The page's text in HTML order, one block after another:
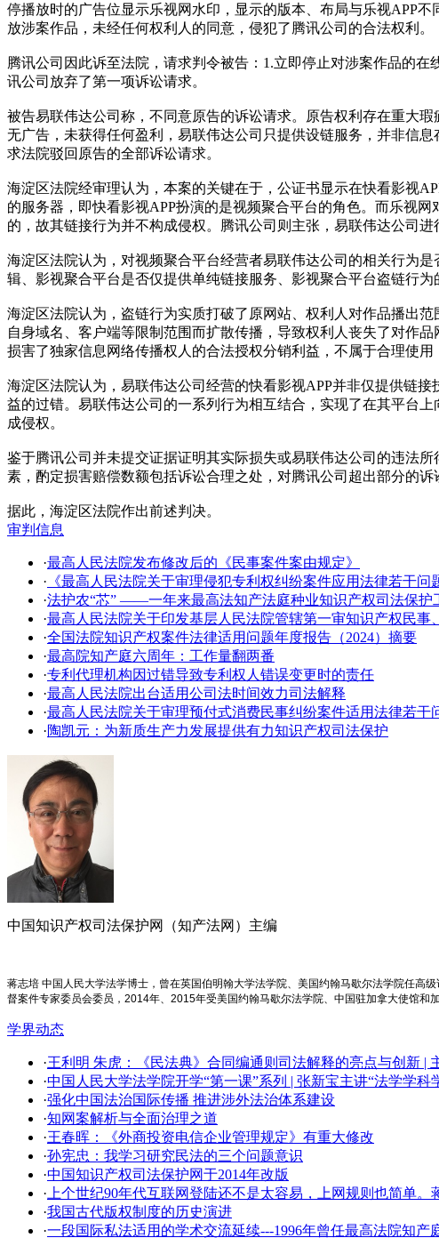
停播放时的广告位显示乐视网水印，显示的版本、布局与乐视APP
放涉案作品，未经任何权利人的同意，侵犯了腾讯公司的合法权利。
腾讯公司因此诉至法院，请求判令被告：1.立即停止对涉案作品的
讯公司放弃了第一项诉讼请求。
被告易联伟达公司称，不同意原告的诉讼请求。原告权利存在重大
无广告，未获得任何盈利，易联伟达公司只提供设链服务，并非信
求法院驳回原告的全部诉讼请求。
海淀区法院经审理认为，本案的关键在于，公证书显示在快看影视
的服务器，即快看影视APP扮演的是视频聚合平台的角色。而乐视
的，故其链接行为并不构成侵权。腾讯公司则主张，易联伟达公司
海淀区法院认为，对视频聚合平台经营者易联伟达公司的相关行为
辑、影视聚合平台是否仅提供单纯链接服务、影视聚合平台盗链行
海淀区法院认为，盗链行为实质打破了原网站、权利人对作品播出
自身域名、客户端等限制范围而扩散传播，导致权利人丧失了对作
损害了独家信息网络传播权人的合法授权分销利益，不属于合理使用
海淀区法院认为，易联伟达公司经营的快看影视APP并非仅提供链
益的过错。易联伟达公司的一系列行为相互结合，实现了在其平台
成侵权。
鉴于腾讯公司并未提交证据证明其实际损失或易联伟达公司的违法
素，酌定损害赔偿数额包括诉讼合理之处，对腾讯公司超出部分的诉
据此，海淀区法院作出前述判决。
审判信息
·最高人民法院发布修改后的《民事案件案由规定》
· 《最高人民法院关于审理侵犯专利权纠纷案件应用法律若干问
·法护农“芯” ——一年来最高法知产法庭种业知识产权司法保护
·最高人民法院关于印发基层人民法院管辖第一审知识产权民事
·全国法院知识产权案件法律适用问题年度报告（2024）摘要
·最高院知产庭六周年：工作量翻两番
·专利代理机构因过错导致专利权人错误变更时的责任
·最高人民法院出台适用公司法时间效力司法解释
·最高人民法院关于审理预付式消费民事纠纷案件适用法律若
·陶凯元：为新质生产力发展提供有力知识产权司法保护
中国知识产权司法保护网（知产法网）主编
蒋志培 中国人民大学法学博士，曾在英国伯明翰大学法学院、美国约翰马歇尔法学院任高
督案件专家委员会委员，2014年、2015年受美国约翰马歇尔法学院、中国驻加拿大使馆和
学界动态
·王利明 朱虎：《民法典》合同编通则司法解释的亮点与创新 |
·中国人民大学法学院开学​“第一课”系列 | 张新宝主讲“法学学科
·强化中国法治国际传播 推进涉外法治体系建设
·知网案解析与全面治理之道
·王春晖：《外商投资电信企业管理规定》有重大修改
·孙宪忠：我学习研究民法的三个问题意识
·中国知识产权司法保护网于2014年改版
· 上个世纪90年代互联网登陆还不是太容易，上网规则也简单
·我国古代版权制度的历史演进
·一段国际私法适用的学术交流延续---1996年曾任最高法院知